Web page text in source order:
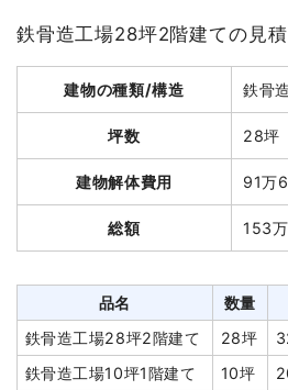
値引き
小計
消費税
建物解体費用 167万
総額 238万
軽量鉄骨造住宅38坪2階
38坪
6t
植木・植栽撤去 4m³
鉄骨造工場28坪2階建ての見積
建物の種類/構造 鉄骨
坪数 28坪
建物解体費用 91万
総額 153
品名 数量
鉄骨造工場28坪2階建て
28坪
鉄骨造工場10坪1階建て
10坪